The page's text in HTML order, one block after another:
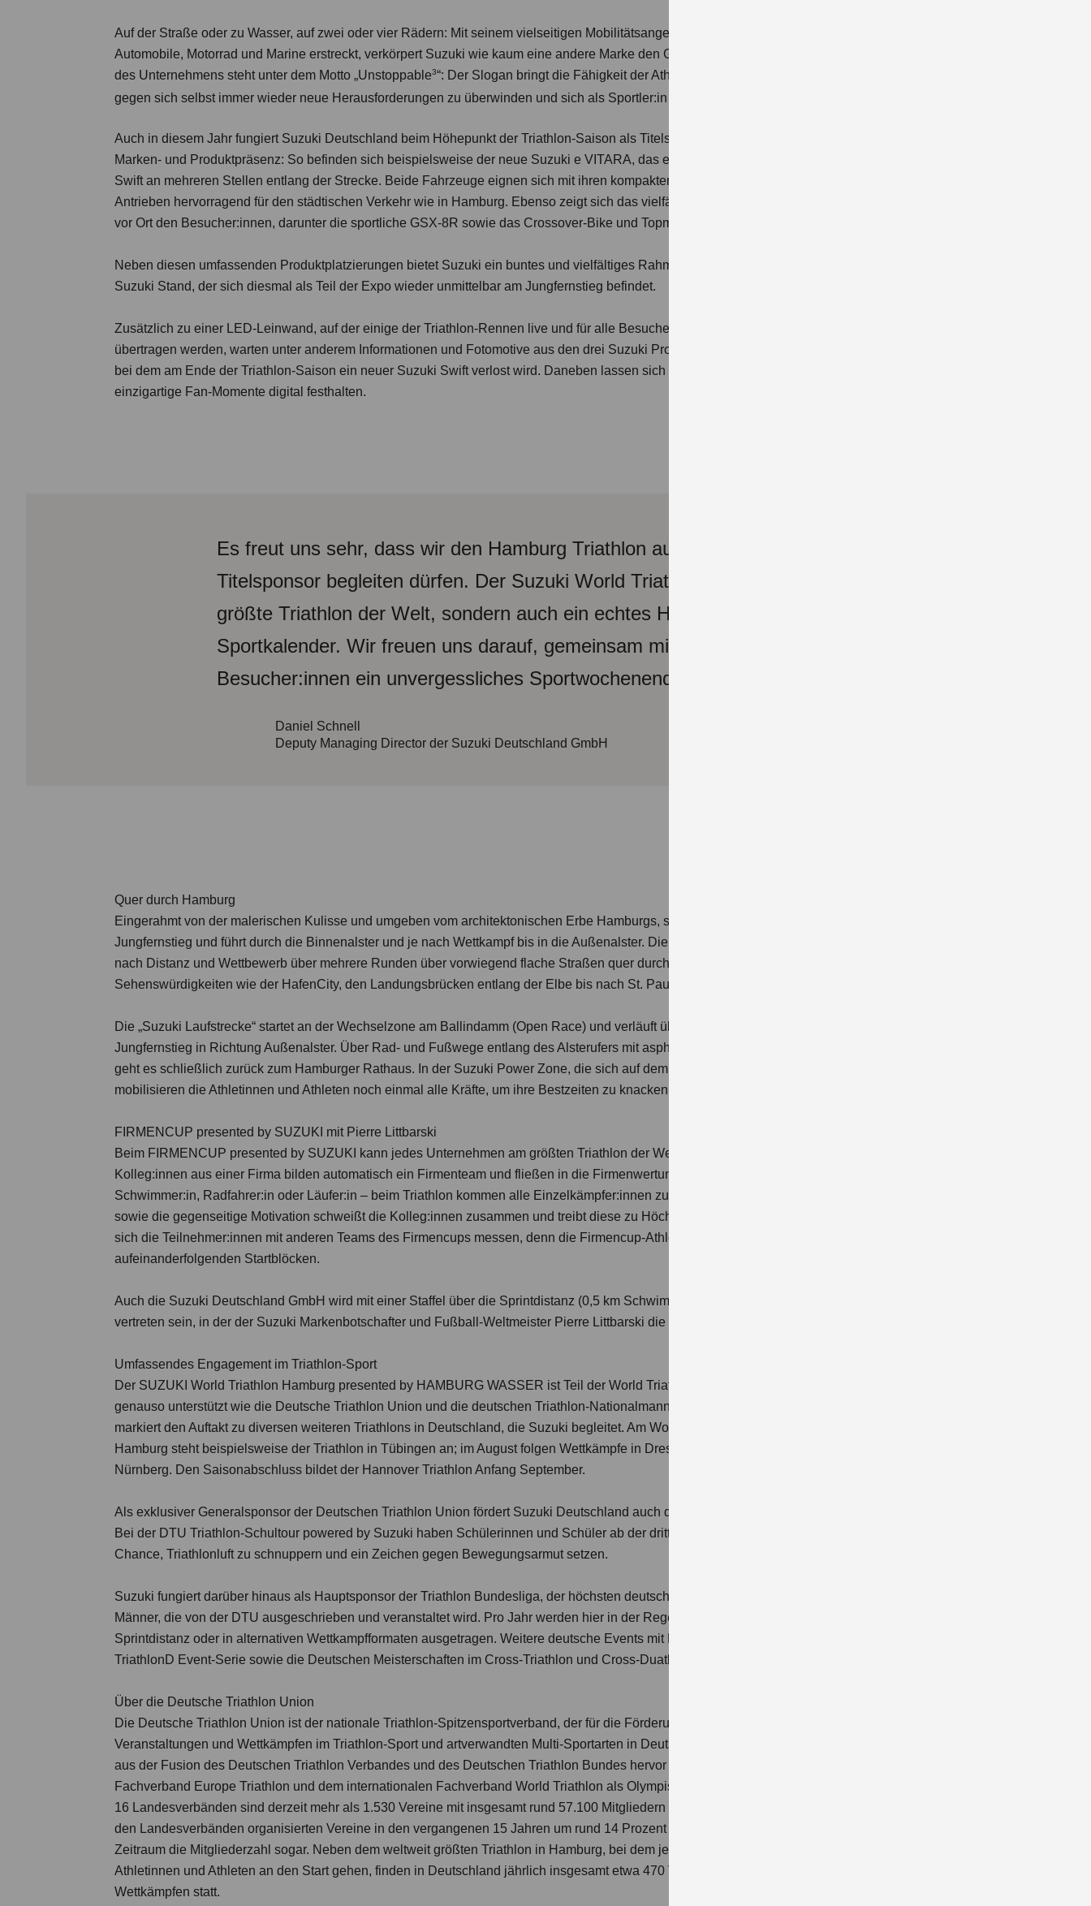
Auf der Straße oder zu Wasser, auf zwei oder vier Rädern: Mit seinem vielseitigen Mobilitätsangebot, das sich über die drei Bereiche
Automobile, Motorrad und Marine erstreckt, verkörpert Suzuki wie kaum eine andere Marke den Geist des Triathlons. Das Engagement
des Unternehmens steht unter dem Motto „Unstoppable3“: Der Slogan bringt die Fähigkeit der Athlet:innen zum Ausdruck, im Kampf
gegen sich selbst immer wieder neue Herausforderungen zu überwinden und sich als Sportler:in weiterzuentwickeln.
Auch in diesem Jahr fungiert Suzuki Deutschland beim Höhepunkt der Triathlon-Saison als Titelsponsor und setzt vor Ort auf hohe
Marken- und Produktpräsenz: So befinden sich beispielsweise der neue Suzuki e VITARA, das erste BEV der Marke, und der Suzuki
Swift an mehreren Stellen entlang der Strecke. Beide Fahrzeuge eignen sich mit ihren kompakten Abmessungen sowie den effizienten
Antrieben hervorragend für den städtischen Verkehr wie in Hamburg. Ebenso zeigt sich das vielfältige Suzuki Motorrad Modellportfolio
vor Ort den Besucher:innen, darunter die sportliche GSX-8R sowie das Crossover-Bike und Topmodell GSX-S1000GX.
Neben diesen umfassenden Produktplatzierungen bietet Suzuki ein buntes und vielfältiges Rahmenprogramm für Groß und Klein am
Suzuki Stand, der sich diesmal als Teil der Expo wieder unmittelbar am Jungfernstieg befindet.
Zusätzlich zu einer LED-Leinwand, auf der einige der Triathlon-Rennen live und für alle Besucher:innen selbstverständlich kostenlos
übertragen werden, warten unter anderem Informationen und Fotomotive aus den drei Suzuki Produktbereichen und ein Gewinnspiel,
bei dem am Ende der Triathlon-Saison ein neuer Suzuki Swift verlost wird. Daneben lassen sich mit der neuen Suzuki Event App
einzigartige Fan-Momente digital festhalten.
Es freut uns sehr, dass wir den Hamburg Triathlon auch in diesem Jahr als
Titelsponsor begleiten dürfen. Der Suzuki World Triathlon Hamburg ist nicht nur der
größte Triathlon der Welt, sondern auch ein echtes Highlight im internationalen
Sportkalender. Wir freuen uns darauf, gemeinsam mit den Athlet:innen und
Besucher:innen ein unvergessliches Sportwochenende zu erleben.“
Daniel Schnell
Deputy Managing Director der Suzuki Deutschland GmbH
Quer durch Hamburg
Eingerahmt von der malerischen Kulisse und umgeben vom architektonischen Erbe Hamburgs, startet die Schwimmstrecke direkt am
Jungfernstieg und führt durch die Binnenalster und je nach Wettkampf bis in die Außenalster. Die anschließende Radstrecke verläuft je
nach Distanz und Wettbewerb über mehrere Runden über vorwiegend flache Straßen quer durch die Stadt entlang zahlreicher
Sehenswürdigkeiten wie der HafenCity, den Landungsbrücken entlang der Elbe bis nach St. Pauli bzw. Altona.
Die „Suzuki Laufstrecke“ startet an der Wechselzone am Ballindamm (Open Race) und verläuft über den Jungfernstieg und Neuen
Jungfernstieg in Richtung Außenalster. Über Rad- und Fußwege entlang des Alsterufers mit asphaltierten und sandigen Abschnitten
geht es schließlich zurück zum Hamburger Rathaus. In der Suzuki Power Zone, die sich auf dem Neuen Jungfernstieg befindet,
mobilisieren die Athletinnen und Athleten noch einmal alle Kräfte, um ihre Bestzeiten zu knacken.
FIRMENCUP presented by SUZUKI mit Pierre Littbarski
Beim FIRMENCUP presented by SUZUKI kann jedes Unternehmen am größten Triathlon der Welt teilnehmen. Die drei schnellsten
Kolleg:innen aus einer Firma bilden automatisch ein Firmenteam und fließen in die Firmenwertung ein. Egal ob ambitionierte/r
Schwimmer:in, Radfahrer:in oder Läufer:in – beim Triathlon kommen alle Einzelkämpfer:innen zusammen. Das gemeinsame Ziel
sowie die gegenseitige Motivation schweißt die Kolleg:innen zusammen und treibt diese zu Höchstleistungen an. Gleichzeitig können
sich die Teilnehmer:innen mit anderen Teams des Firmencups messen, denn die Firmencup-Athlet:innen starten geschlossen aus
aufeinanderfolgenden Startblöcken.
Auch die Suzuki Deutschland GmbH wird mit einer Staffel über die Sprintdistanz (0,5 km Schwimmen, 20 km Radfahren, 5 km Laufen)
vertreten sein, in der der Suzuki Markenbotschafter und Fußball-Weltmeister Pierre Littbarski die Laufstrecke übernehmen wird.
Umfassendes Engagement im Triathlon-Sport
Der SUZUKI World Triathlon Hamburg presented by HAMBURG WASSER ist Teil der World Triathlon Championship-Serie, die Suzuki
genauso unterstützt wie die Deutsche Triathlon Union und die deutschen Triathlon-Nationalmannschaften. Der Saisonhöhepunkt
markiert den Auftakt zu diversen weiteren Triathlons in Deutschland, die Suzuki begleitet. Am Wochenende nach der Veranstaltung in
Hamburg steht beispielsweise der Triathlon in Tübingen an; im August folgen Wettkämpfe in Dresden, im Allgäu, in Zittau sowie in
Nürnberg. Den Saisonabschluss bildet der Hannover Triathlon Anfang September.
Als exklusiver Generalsponsor der Deutschen Triathlon Union fördert Suzuki Deutschland auch den Triathlonsport auf Schulebene.
Bei der DTU Triathlon-Schultour powered by Suzuki haben Schülerinnen und Schüler ab der dritten Klasse bis Ende September die
Chance, Triathlonluft zu schnuppern und ein Zeichen gegen Bewegungsarmut setzen.
Suzuki fungiert darüber hinaus als Hauptsponsor der Triathlon Bundesliga, der höchsten deutschen Triathlon-Liga für Frauen und
Männer, die von der DTU ausgeschrieben und veranstaltet wird. Pro Jahr werden hier in der Regel fünf Wettkämpfe auf der
Sprintdistanz oder in alternativen Wettkampfformaten ausgetragen. Weitere deutsche Events mit Beteiligung von Suzuki sind die der
TriathlonD Event-Serie sowie die Deutschen Meisterschaften im Cross-Triathlon und Cross-Duathlon.
Über die Deutsche Triathlon Union
Die Deutsche Triathlon Union ist der nationale Triathlon-Spitzensportverband, der für die Förderung und Organisation von
Veranstaltungen und Wettkämpfen im Triathlon-Sport und artverwandten Multi-Sportarten in Deutschland zuständig ist. Sie ging 1985
aus der Fusion des Deutschen Triathlon Verbandes und des Deutschen Triathlon Bundes hervor und wird im europäischen
Fachverband Europe Triathlon und dem internationalen Fachverband World Triathlon als Olympischer Sportfachverband anerkannt. In
16 Landesverbänden sind derzeit mehr als 1.530 Vereine mit insgesamt rund 57.100 Mitgliedern registriert. Während die Anzahl der in
den Landesverbänden organisierten Vereine in den vergangenen 15 Jahren um rund 14 Prozent wuchs, verdoppelte sich im selben
Zeitraum die Mitgliederzahl sogar. Neben dem weltweit größten Triathlon in Hamburg, bei dem jedes Jahr mehrere Tausend
Athletinnen und Athleten an den Start gehen, finden in Deutschland jährlich insgesamt etwa 470 Veranstaltungen mit rund 2.180
Wettkämpfen statt.